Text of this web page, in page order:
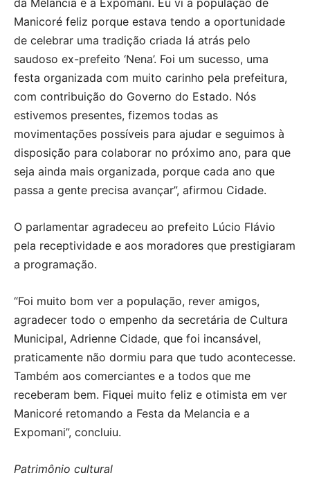
Manicoré feliz porque estava tendo a oportunidade
de celebrar uma tradição criada lá atrás pelo
saudoso ex-prefeito ‘Nena’. Foi um sucesso, uma
festa organizada com muito carinho pela prefeitura,
com contribuição do Governo do Estado. Nós
estivemos presentes, fizemos todas as
movimentações possíveis para ajudar e seguimos à
disposição para colaborar no próximo ano, para que
seja ainda mais organizada, porque cada ano que
passa a gente precisa avançar”, afirmou Cidade.
O parlamentar agradeceu ao prefeito Lúcio Flávio
pela receptividade e aos moradores que prestigiaram
a programação.
“Foi muito bom ver a população, rever amigos,
agradecer todo o empenho da secretária de Cultura
Municipal, Adrienne Cidade, que foi incansável,
praticamente não dormiu para que tudo acontecesse.
Também aos comerciantes e a todos que me
receberam bem. Fiquei muito feliz e otimista em ver
Manicoré retomando a Festa da Melancia e a
Expomani”, concluiu.
Patrimônio cultural